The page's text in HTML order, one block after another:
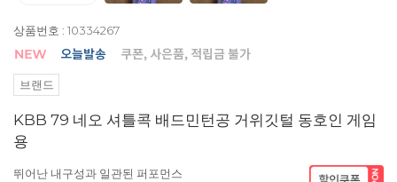
상품번호 : 10334267
브랜드
KBB 79 네오 셔틀콕 배드민턴공 거위깃털 동호인 게임
용
뛰어난 내구성과 일관된 퍼포먼스